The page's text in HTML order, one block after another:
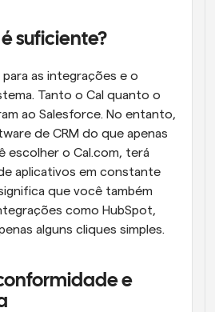
suficiente?
as integrações e o
Tanto o Cal quanto o
ao Salesforce. No entanto,
de CRM do que apenas
escolher o Cal.com, terá
aplicativos em constante
que você também
como HubSpot,
alguns cliques simples.
e